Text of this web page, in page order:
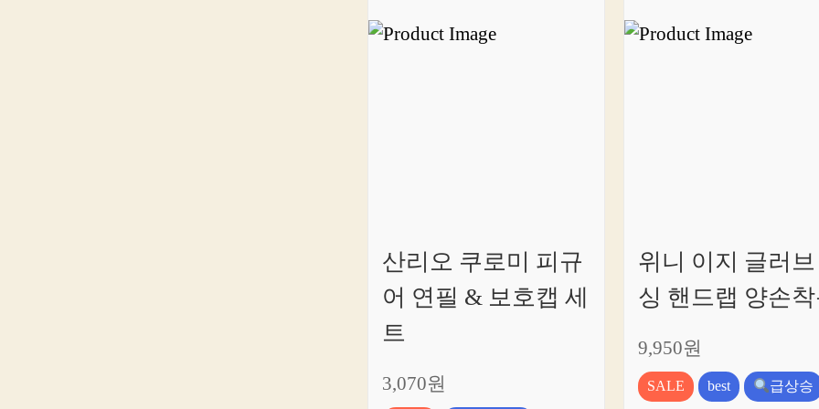
산리오 쿠로미 피규
어 연필 & 보호캡 세
트
3,070원
위니 이지 글러
싱 핸드랩 양손
9,950원
SALE best 급상승